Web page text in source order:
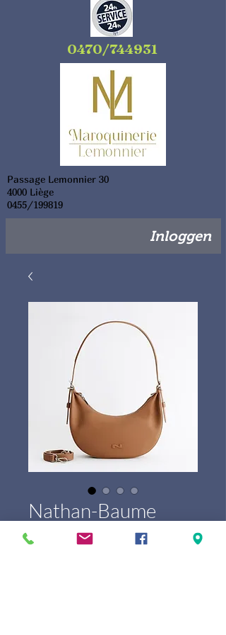
0470/744931
Passage Lemonnier 30
4000 Liège
0455/199819
Inloggen
Nathan-Baume
Olga